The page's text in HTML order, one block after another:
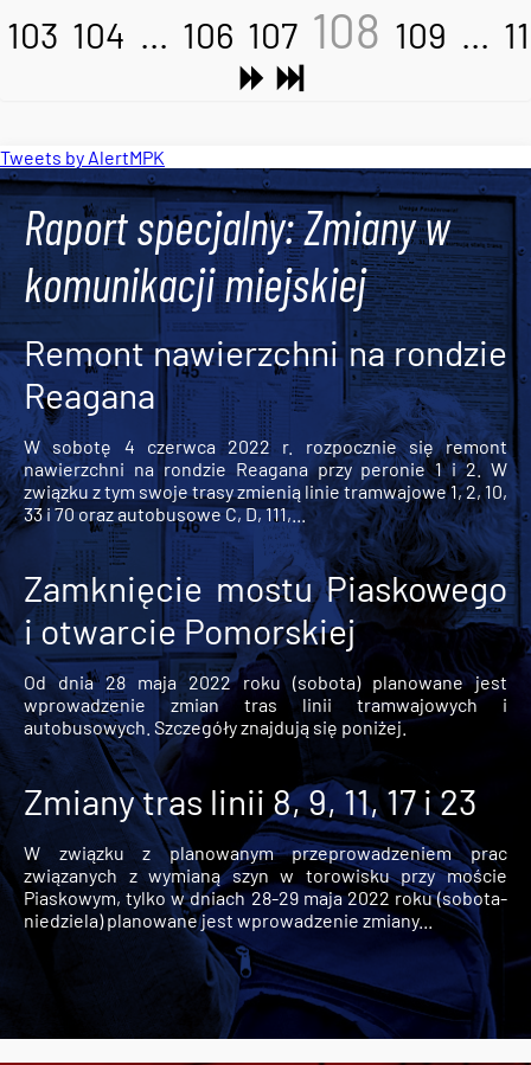
103 104 ... 106 107 108 109 ...
Tweets by AlertMPK
Raport specjalny: Zmiany w
komunikacji miejskiej
Remont nawierzchni na rondzie
Reagana
W sobotę 4 czerwca 2022 r. rozpocznie się remont
nawierzchni na rondzie Reagana przy peronie 1 i 2. W
związku z tym swoje trasy zmienią linie tramwajowe 1, 2, 10,
33 i 70 oraz autobusowe C, D, 111,...
Zamknięcie mostu Piaskowego
i otwarcie Pomorskiej
Od dnia 28 maja 2022 roku (sobota) planowane jest
wprowadzenie zmian tras linii tramwajowych i
autobusowych. Szczegóły znajdują się poniżej.
Zmiany tras linii 8, 9, 11, 17 i 23
W związku z planowanym przeprowadzeniem prac
związanych z wymianą szyn w torowisku przy moście
Piaskowym, tylko w dniach 28-29 maja 2022 roku (sobota-
niedziela) planowane jest wprowadzenie zmiany...